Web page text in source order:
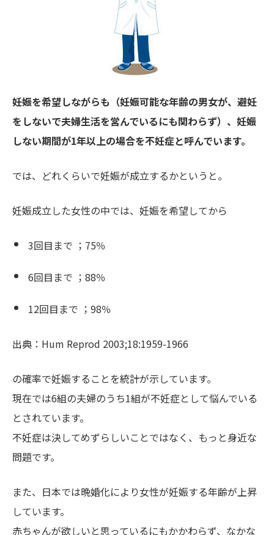
妊娠を希望しながらも（妊娠可能な年齢の男女が、避妊
をしないで夫婦生活を営んでいるにも関わらず）、妊娠
しない期間が1年以上の場合を不妊症と呼んでいます。
では、どれくらいで妊娠が成立するかというと。
妊娠成立した女性の中では、妊娠を希望してから
3回目まで ；75％
6回目まで ；88％
12回目まで ；98％
出典：Hum Reprod 2003;18:1959-1966
の確率で妊娠することを統計が示しています。
現在では6組の夫婦のうち1組が不妊症として悩んでいる
とされています。
不妊症は決してめずらしいことではなく、もっと身近な
問題です。
また、日本では晩婚化により女性が妊娠する年齢が上昇
しています。
赤ちゃんが欲しいと思っているにもかかわらず、なかな